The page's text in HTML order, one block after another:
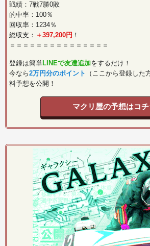
戦績：7戦7勝0敗
的中率：100％
回収率：1234％
総収支： ＋397,200円 ！
＝＝＝＝＝＝＝＝＝＝＝＝＝＝＝
登録は簡単LINEで友達追加をするだけ！
今なら2万円分のポイント （ここから登録した
料予想を公開！
マクリ屋の予想はコチ